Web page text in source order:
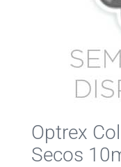
Optrex
Secos